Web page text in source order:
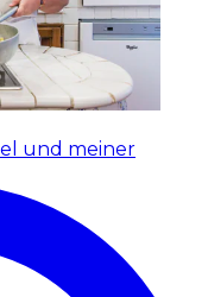
und meiner